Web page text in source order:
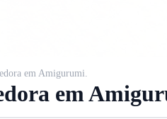
em Amigurumi.
em